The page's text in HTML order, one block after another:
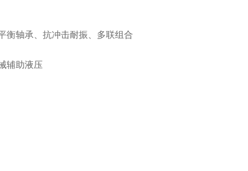
衡轴承、抗冲击耐振、多联组合
辅助液压